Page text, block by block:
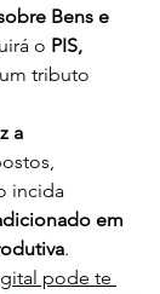
Bens e
o PIS,
tributo
a
incida
em
.
pode te